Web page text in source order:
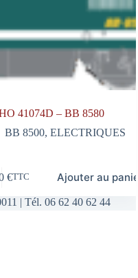
41074D – BB 8580
BB 8500, ELECTRIQUES
€TTC Ajouter au panier
| Tél. 06 62 40 62 44